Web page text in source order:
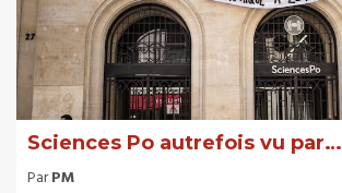
Sciences Po autrefois vu par…
ParPM